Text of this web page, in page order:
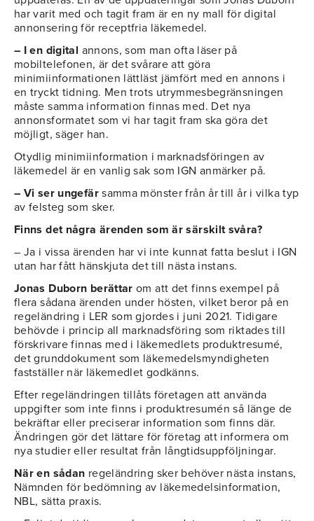
har varit med och tagit fram är en ny mall för digital
annonsering för receptfria läkemedel.
– I en digital annons, som man ofta läser på
mobiltelefonen, är det svårare att göra
minimiinformationen lättläst jämfört med en annons i
en tryckt tidning. Men trots utrymmesbegränsningen
måste samma information finnas med. Det nya
annonsformatet som vi har tagit fram ska göra det
möjligt, säger han.
Otydlig minimiinformation i marknadsföringen av
läkemedel är en vanlig sak som IGN anmärker på.
– Vi ser ungefärsamma mönster från år till år i vilka typ
av felsteg som sker.
Finns det några ärenden som är särskilt svåra?
– Ja i vissa ärenden har vi inte kunnat fatta beslut i IGN
utan har fått hänskjuta det till nästa instans.
Jonas Duborn berättar om att det finns exempel på
flera sådana ärenden under hösten, vilket beror på en
regeländring i LER som gjordes i juni 2021. Tidigare
behövde i princip all marknadsföring som riktades till
förskrivare finnas med i läkemedlets produktresumé,
det grunddokument som läkemedelsmyndigheten
fastställer när läkemedlet godkänns.
Efter regeländringen tillåts företagen att använda
uppgifter som inte finns i produktresumén så länge de
bekräftar eller preciserar information som finns där.
Ändringen gör det lättare för företag att informera om
nya studier eller resultat från långtidsuppföljningar.
När en sådan regeländring sker behöver nästa instans,
Nämnden för bedömning av läkemedelsinformation,
NBL, sätta praxis.